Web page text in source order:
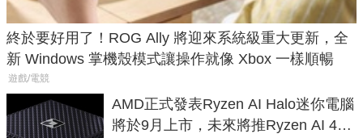
終於要好用了！ROG Ally 將迎來系統級重大更新，全
新 Windows 掌機殼模式讓操作就像 Xbox 一樣順暢
遊戲/電競
AMD正式發表Ryzen AI Halo迷你電腦
將於9月上市，未來將推Ryzen AI 400